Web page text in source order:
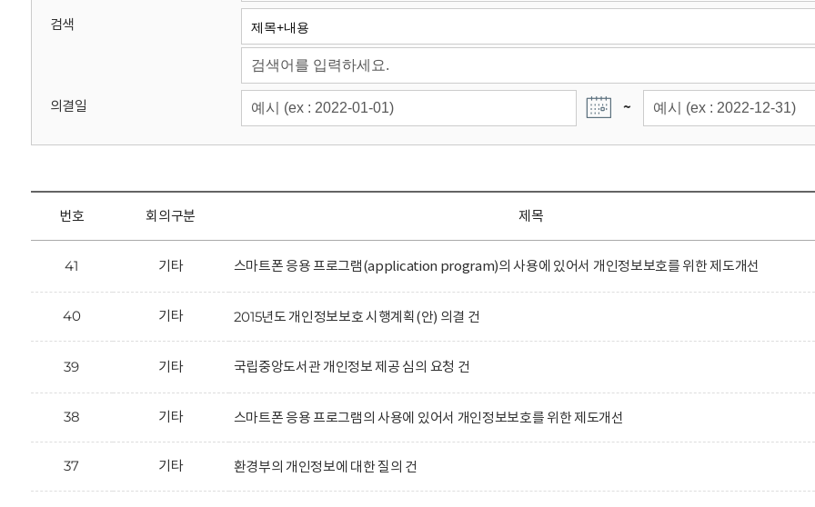
검색
의결일 ~
번호 회의구분 제목
41 기타 스마트폰 응용 프로그램(application program)의 사용에 있어서 개인정보보호를 위한 제도개선
40 기타 2015년도 개인정보보호 시행계획(안) 의결 건
39 기타 국립중앙도서관 개인정보 제공 심의 요청 건
38 기타 스마트폰 응용 프로그램의 사용에 있어서 개인정보보호를 위한 제도개선
37 기타 환경부의 개인정보에 대한 질의 건